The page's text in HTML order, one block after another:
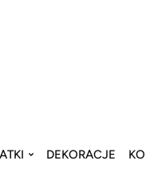
DEKORACJE